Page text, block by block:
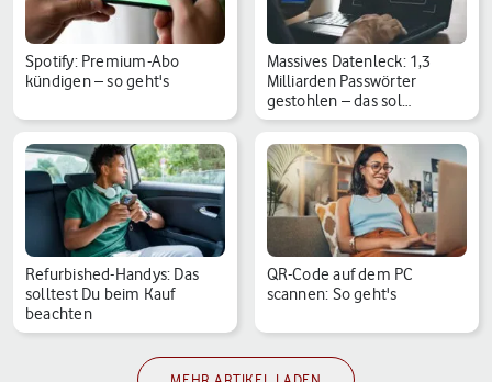
Spotify: Premium-Abo
kündigen – so geht's
Massives Datenleck: 1,3
Milliarden Passwörter
gestohlen – das sol…
Refurbished-Handys: Das
solltest Du beim Kauf
beachten
QR-Code auf dem PC
scannen: So geht's